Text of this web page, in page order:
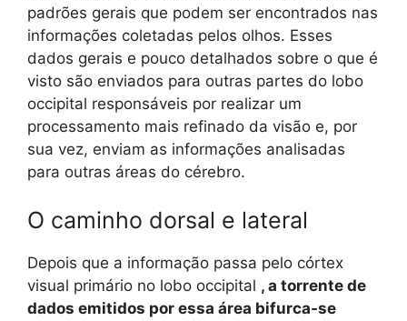
padrões gerais que podem ser encontrados nas
informações coletadas pelos olhos. Esses
dados gerais e pouco detalhados sobre o que é
visto são enviados para outras partes do lobo
occipital responsáveis ​​por realizar um
processamento mais refinado da visão e, por
sua vez, enviam as informações analisadas
para outras áreas do cérebro.
O caminho dorsal e lateral
Depois que a informação passa pelo córtex
visual primário no lobo occipital , a torrente de
dados emitidos por essa área bifurca-se